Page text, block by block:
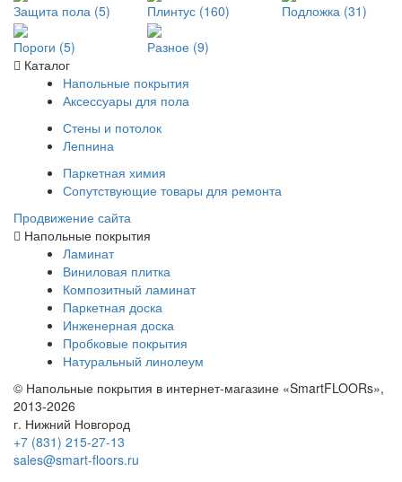
Защита пола (5) Плинтус (160) Подложка (31)
Пороги (5)
Разное (9)
Каталог
Напольные покрытия
Аксессуары для пола
Стены и потолок
Лепнина
Паркетная химия
Сопутствующие товары для ремонта
Продвижение сайта
Напольные покрытия
Ламинат
Виниловая плитка
Композитный ламинат
Паркетная доска
Инженерная доска
Пробковые покрытия
Натуральный линолеум
© Напольные покрытия в интернет-магазине «SmartFLOORs»,
2013-2026
г. Нижний Новгород
+7 (831) 215-27-13
sales@smart-floors.ru